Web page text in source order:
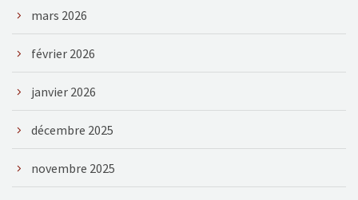
mars 2026
février 2026
janvier 2026
décembre 2025
novembre 2025